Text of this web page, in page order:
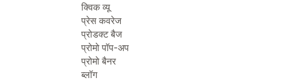
क्विक व्यू
प्रेस कवरेज
प्रोडक्ट बैज
प्रोमो पॉप-अप
प्रोमो बैनर
ब्लॉग